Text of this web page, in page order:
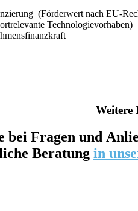
(Förderwert nach EU-
Technologievorhaben)
Weitere
bei Fragen und
Beratung in